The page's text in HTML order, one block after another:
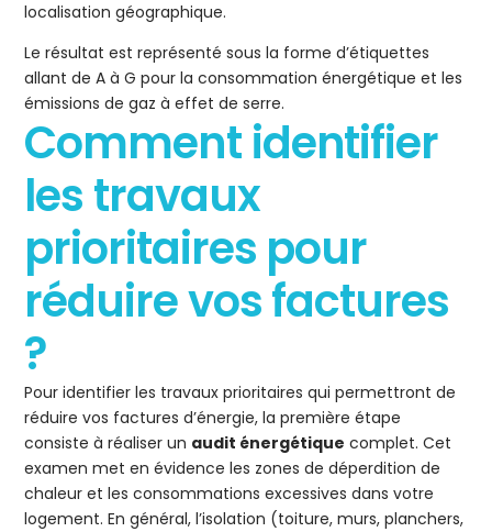
localisation géographique.
Le résultat est représenté sous la forme d’étiquettes
allant de A à G pour la consommation énergétique et les
émissions de gaz à effet de serre.
Comment identifier
les travaux
prioritaires pour
réduire vos factures
?
Pour identifier les travaux prioritaires qui permettront de
réduire vos factures d’énergie, la première étape
consiste à réaliser un audit énergétique complet. Cet
examen met en évidence les zones de déperdition de
chaleur et les consommations excessives dans votre
logement. En général, l’isolation (toiture, murs, planchers,